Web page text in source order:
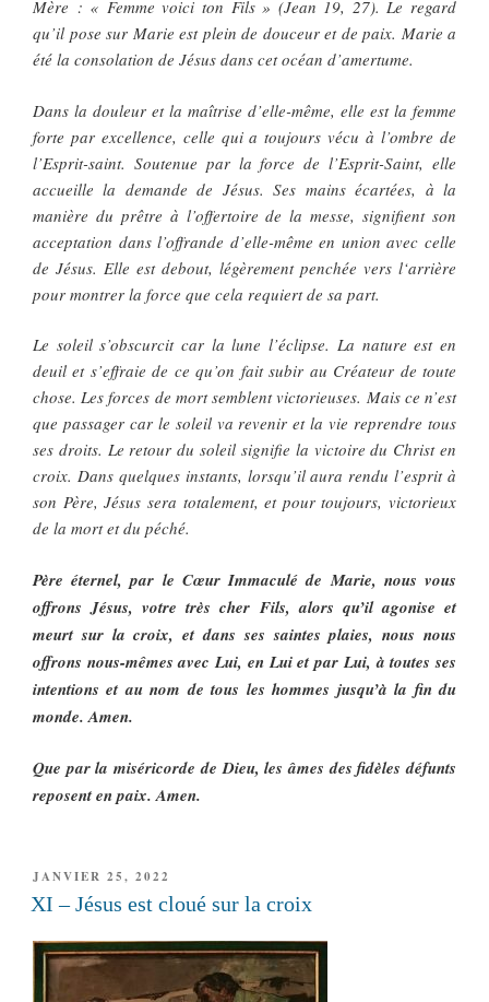
Mère : « Femme voici ton Fils » (Jean 19, 27). Le regard
qu’il pose sur Marie est plein de douceur et de paix. Marie a
été la consolation de Jésus dans cet océan d’amertume.
Dans la douleur et la maîtrise d’elle-même, elle est la femme
forte par excellence, celle qui a toujours vécu à l’ombre de
l’Esprit-saint. Soutenue par la force de l’Esprit-Saint, elle
accueille la demande de Jésus. Ses mains écartées, à la
manière du prêtre à l’offertoire de la messe, signifient son
acceptation dans l’offrande d’elle-même en union avec celle
de Jésus. Elle est debout, légèrement penchée vers l‘arrière
pour montrer la force que cela requiert de sa part.
Le soleil s’obscurcit car la lune l’éclipse. La nature est en
deuil et s’effraie de ce qu’on fait subir au Créateur de toute
chose. Les forces de mort semblent victorieuses. Mais ce n’est
que passager car le soleil va revenir et la vie reprendre tous
ses droits. Le retour du soleil signifie la victoire du Christ en
croix. Dans quelques instants, lorsqu’il aura rendu l’esprit à
son Père, Jésus sera totalement, et pour toujours, victorieux
de la mort et du péché.
Père éternel, par le Cœur Immaculé de Marie, nous vous
offrons Jésus, votre très cher Fils, alors qu’il agonise et
meurt sur la croix, et dans ses saintes plaies, nous nous
offrons nous-mêmes avec Lui, en Lui et par Lui, à toutes ses
intentions et au nom de tous les hommes jusqu’à la fin du
monde. Amen.
Que par la miséricorde de Dieu, les âmes des fidèles défunts
reposent en paix. Amen.
PUBLIÉ
LE
JANVIER 25, 2022
XI – Jésus est cloué sur la croix